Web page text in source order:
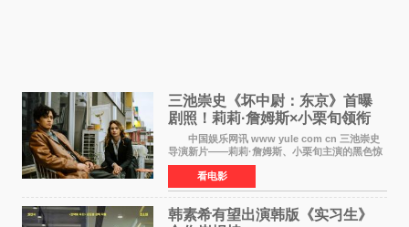
三池崇史《坏中尉：东京》首曝
剧照！莉莉·詹姆斯×小栗旬领衔
黑色惊悚再升级
中国娱乐网讯 www yule com cn 三池崇史
导演新片——莉莉·詹姆斯、小栗旬主演的黑色惊
悚电影《坏中尉：东京》首曝剧照。继阿贝尔·费
拉拉&times;哈威·凯特尔的1992年《坏中尉》和
沃纳·赫
看电影
韩素希有望出演韩版《实习生》